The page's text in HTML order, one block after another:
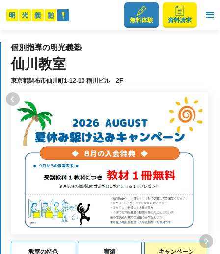
無料体験 資料請求
個別指導の明光義塾
仙川教室
東京都調布市仙川町1-12-10 稲川ビル 2F
教室の特色 実績 キャンペーン